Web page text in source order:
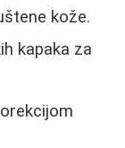
kože.
kapaka za